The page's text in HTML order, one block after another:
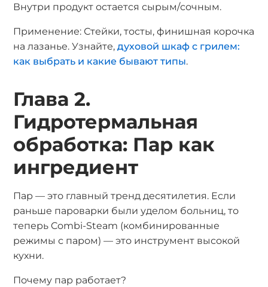
Внутри продукт остается сырым/сочным.
Применение: Стейки, тосты, финишная корочка
на лазанье. Узнайте,духовой шкаф с грилем:
как выбрать и какие бывают типы.
Глава 2.
Гидротермальная
обработка: Пар как
ингредиент
Пар — это главный тренд десятилетия. Если
раньше пароварки были уделом больниц, то
теперь Combi-Steam (комбинированные
режимы с паром) — это инструмент высокой
кухни.
Почему пар работает?